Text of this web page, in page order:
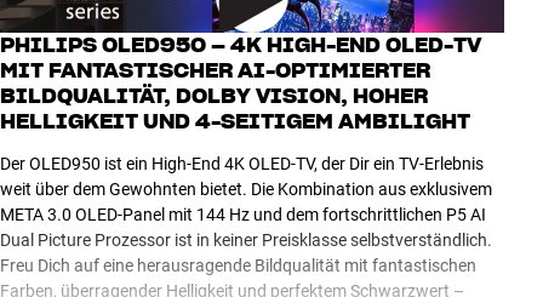
PHILIPS OLED950 – 4K HIGH-END OLED-TV
MIT FANTASTISCHER AI-OPTIMIERTER
BILDQUALITÄT, DOLBY VISION, HOHER
HELLIGKEIT UND 4-SEITIGEM AMBILIGHT
Der OLED950 ist ein High-End 4K OLED-TV, der Dir ein TV-Erlebnis
weit über dem Gewohnten bietet. Die Kombination aus exklusivem
META 3.0 OLED-Panel mit 144 Hz und dem fortschrittlichen P5 AI
Dual Picture Prozessor ist in keiner Preisklasse selbstverständlich.
Freu Dich auf eine herausragende Bildqualität mit fantastischen
Farben, überragender Helligkeit und perfektem Schwarzwert –